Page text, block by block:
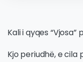
Kali i qyqes
Kjo periudhë, e cila